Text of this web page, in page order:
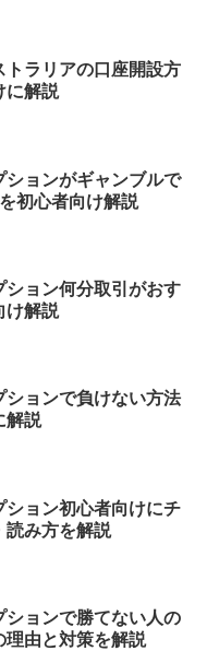
トラリアの口座開設方
に解説
ションがギャンブルで
初心者向け解説
ション何分取引がおす
け解説
ションで負けない方法
解説
ション初心者向けにチ
読み方を解説
ションで勝てない人の
理由と対策を解説